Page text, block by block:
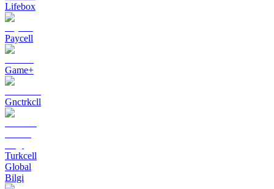
Lifebox
Paycell
Game+
Gnctrkcll
Turkcell
Global
Bilgi